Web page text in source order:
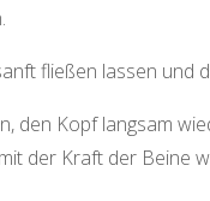
fließen lassen und
den Kopf langsam
der Kraft der Beine